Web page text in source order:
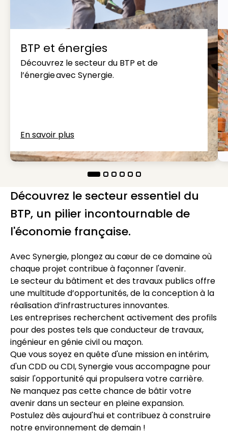
BTP et énergies
Découvrez le secteur du BTP et de
l’énergie avec Synergie.
En savoir plus
Découvrez le secteur essentiel du
BTP, un pilier incontournable de
l'économie française.
Avec Synergie, plongez au cœur de ce domaine où
chaque projet contribue à façonner l'avenir.
Le secteur du bâtiment et des travaux publics offre
une multitude d’opportunités, de la conception à la
réalisation d’infrastructures innovantes.
Les entreprises recherchent activement des profils
pour des postes tels que conducteur de travaux,
ingénieur en génie civil ou maçon.
Que vous soyez en quête d'une mission en intérim,
d'un CDD ou CDI, Synergie vous accompagne pour
saisir l'opportunité qui propulsera votre carrière.
Ne manquez pas cette chance de bâtir votre
avenir dans un secteur en pleine expansion.
Postulez dès aujourd'hui et contribuez à construire
notre environnement de demain !